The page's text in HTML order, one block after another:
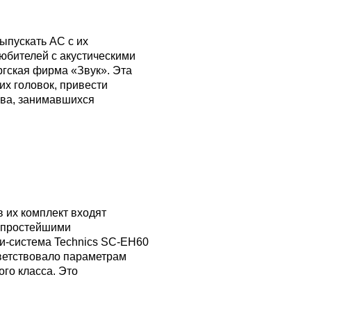
АС с их
с акустическими
фирма «Звук». Эта
головок, привести
занимавшихся
комплект входят
простейшими
система Technics SC-EH60
параметрам
класса. Это